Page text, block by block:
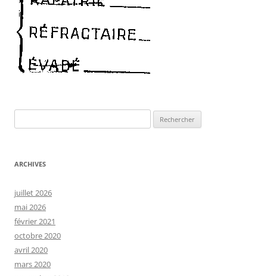
ARCHIVES
juillet 2026
mai 2026
février 2021
octobre 2020
avril 2020
mars 2020